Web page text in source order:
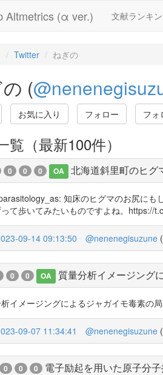
Altmetrics (α ver.) 文献ランキ
Twitter ねぎの
(
お気に入り フォロー フォ
覧（最新100件）
0 0 0 OA 北海道斜里町のヒグ
知床のヒグマのお尻にも
て歩いてみたいものですよね。https://
09-14 09:13:50 @nenenegisuzune (
0 0 OA 質量分析イメージング
イメージングによるジャガイモ毒素の
09-07 11:34:41 @nenenegisuzune (
0 0 0 電子励起を用いた原子分